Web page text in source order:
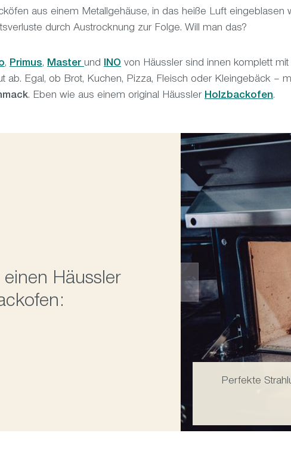
aus einem Metallgehäuse, in das heiße Luft
durch Austrocknung zur Folge. Will man das?
, Primus, Master und INO von Häussler sind innen komplett
ab. Egal, ob Brot, Kuchen, Pizza, Fleisch oder Kleingebäck –
. Eben wie aus einem original Häussler Holzbackofen.
Häussler
Perfekte